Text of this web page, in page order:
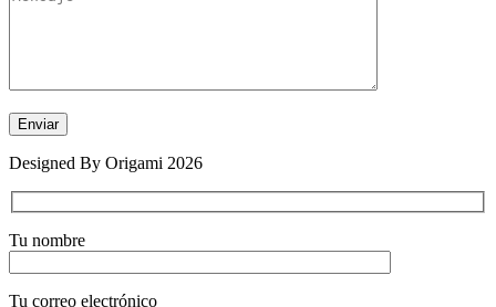
Designed By Origami 2026
Tu nombre
Tu correo electrónico